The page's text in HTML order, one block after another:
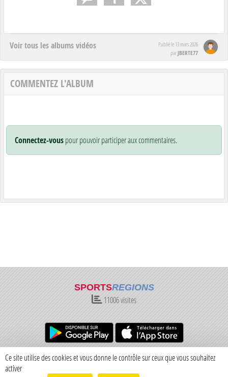
Voir tous les albums vidéos Publié le 13 mars 2026
parJBERTE77
COMMENTEZ L'ALBUM
Connectez-vouspour pouvoir participer aux commentaires.
SPORTSREGIONS
11006visites
Charte cookies Gestion des cookies
Ce site utilise des cookies et vous donne le contrôle sur ceux que vous souhaitez
activer